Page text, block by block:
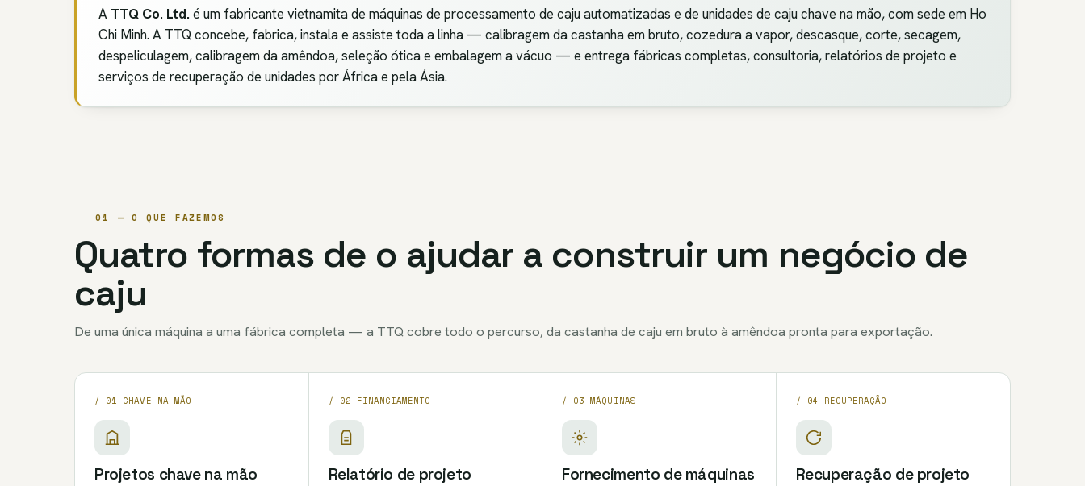
A TTQ Co. Ltd. é um fabricante vietnamita de máquinas de processamento de caju automatizadas e de unidades de caju chave na mão, com sede em Ho
Chi Minh. A TTQ concebe, fabrica, instala e assiste toda a linha — calibragem da castanha em bruto, cozedura a vapor, descasque, corte, secagem,
despeliculagem, calibragem da amêndoa, seleção ótica e embalagem a vácuo — e entrega fábricas completas, consultoria, relatórios de projeto e
serviços de recuperação de unidades por África e pela Ásia.
01 — O QUE FAZEMOS
Quatro formas de o ajudar a construir um negócio de
caju
De uma única máquina a uma fábrica completa — a TTQ cobre todo o percurso, da castanha de caju em bruto à amêndoa pronta para exportação.
/ 01 CHAVE NA MÃO
Projetos chave na mão
/ 02 FINANCIAMENTO
Relatório de projeto
/ 03 MÁQUINAS
Fornecimento de máquinas
/ 04 RECUPERAÇÃO
Recuperação de projeto